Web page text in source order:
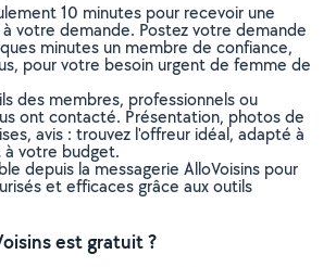
10 minutes pour recevoir une
votre demande. Postez votre demande
minutes un membre de confiance,
pour votre besoin urgent de femme de
des membres, professionnels ou
ont contacté. Présentation, photos de
avis : trouvez l'offreur idéal, adapté à
votre budget.
depuis la messagerie AlloVoisins pour
et efficaces grâce aux outils
est gratuit ?